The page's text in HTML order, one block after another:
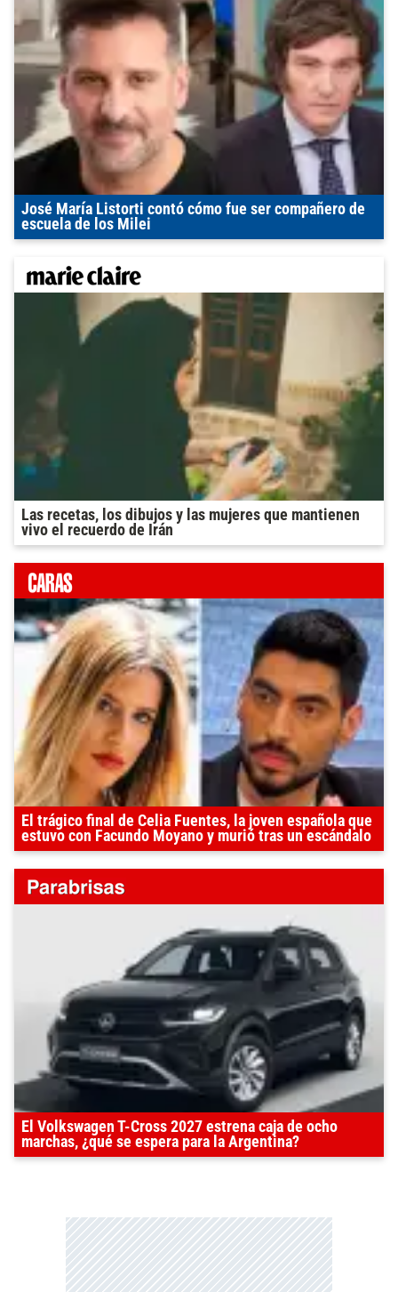
José María Listorti contó cómo fue ser compañero de
escuela de los Milei
Las recetas, los dibujos y las mujeres que mantienen
vivo el recuerdo de Irán
El trágico final de Celia Fuentes, la joven española que
estuvo con Facundo Moyano y murió tras un escándalo
El Volkswagen T-Cross 2027 estrena caja de ocho
marchas, ¿qué se espera para la Argentina?